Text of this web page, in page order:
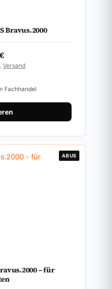
Bravus.2000
€
Versand
Fachhandel
ABUS
– für